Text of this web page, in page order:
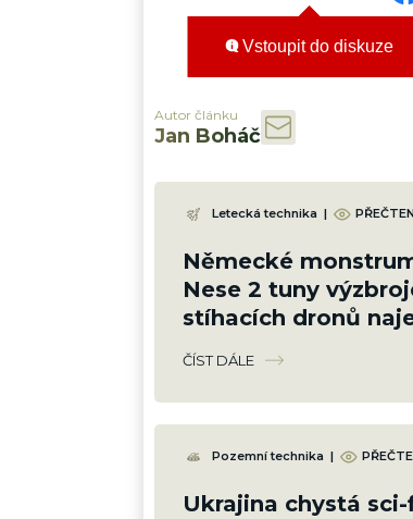
Vstoupit do diskuze
Autor článku
Jan Boháč
Letecká technika |
Německé
Nese 2 tuny
stíhacích dronů
ČÍST DÁLE
Pozemní technika |
Ukrajina chystá